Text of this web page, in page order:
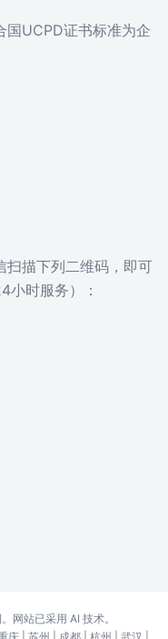
国UCPD证书标准为企
扫描下列二维码，即可
小时服务）：
网站已采用 AI 技术。